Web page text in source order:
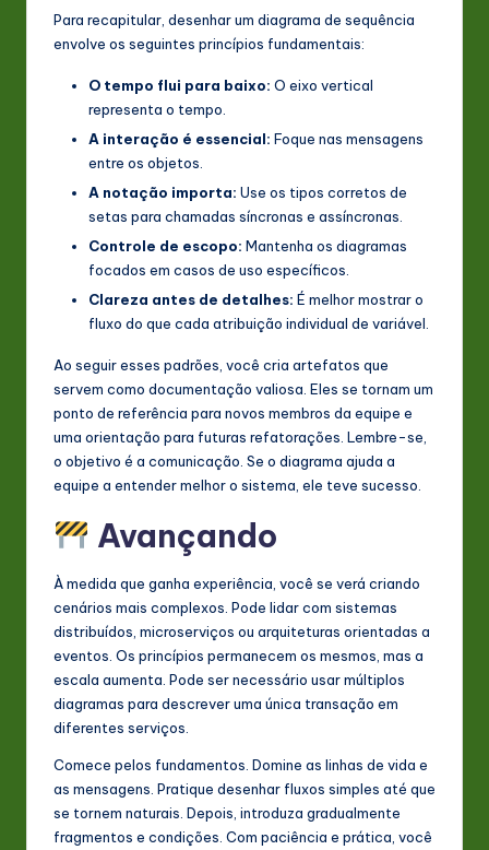
Para recapitular, desenhar um diagrama de sequência
envolve os seguintes princípios fundamentais:
O tempo flui para baixo: O eixo vertical
representa o tempo.
A interação é essencial: Foque nas mensagens
entre os objetos.
A notação importa: Use os tipos corretos de
setas para chamadas síncronas e assíncronas.
Controle de escopo: Mantenha os diagramas
focados em casos de uso específicos.
Clareza antes de detalhes: É melhor mostrar o
fluxo do que cada atribuição individual de variável.
Ao seguir esses padrões, você cria artefatos que
servem como documentação valiosa. Eles se tornam um
ponto de referência para novos membros da equipe e
uma orientação para futuras refatorações. Lembre-se,
o objetivo é a comunicação. Se o diagrama ajuda a
equipe a entender melhor o sistema, ele teve sucesso.
Avançando
À medida que ganha experiência, você se verá criando
cenários mais complexos. Pode lidar com sistemas
distribuídos, microserviços ou arquiteturas orientadas a
eventos. Os princípios permanecem os mesmos, mas a
escala aumenta. Pode ser necessário usar múltiplos
diagramas para descrever uma única transação em
diferentes serviços.
Comece pelos fundamentos. Domine as linhas de vida e
as mensagens. Pratique desenhar fluxos simples até que
se tornem naturais. Depois, introduza gradualmente
fragmentos e condições. Com paciência e prática, você